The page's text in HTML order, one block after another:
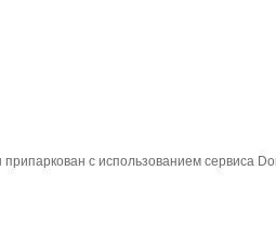
с использованием сервиса